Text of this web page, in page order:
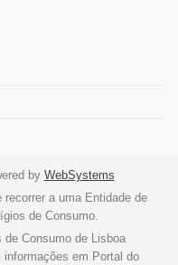
by WebSystems
a uma Entidade de
de Consumo.
de Consumo de Lisboa
em Portal do